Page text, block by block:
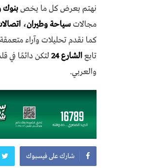
نهتم بعرض كل ما يخصبنوك
مجالاتسياحة وطيران،
كما نقدم تحليلات وآراء
تابعالشارع 24
لتكن دائمًا في
والعربي.
شارك على فيسبوك